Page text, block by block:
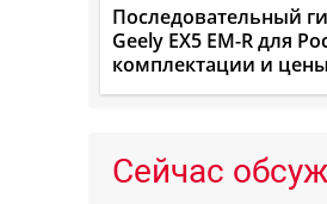
Последовательный
Geely EX5 EM-R для
комплектации и цены
Сейчас